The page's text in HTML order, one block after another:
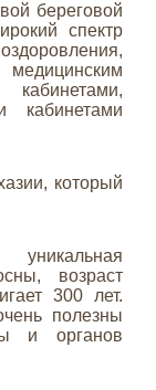
береговой
спектр
кабинетами
который
возраст
300 лет.
полезны
и органов